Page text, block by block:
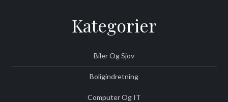
Kategorier
Biler Og Sjov
Boligindretning
Computer Og IT